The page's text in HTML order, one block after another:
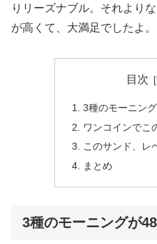
りリーズナブル。それより
が高くて、大満足でしたよ。
目次
3種のモーニン
ワンコインでこ
このサンド、レ
まとめ
3種のモーニングが